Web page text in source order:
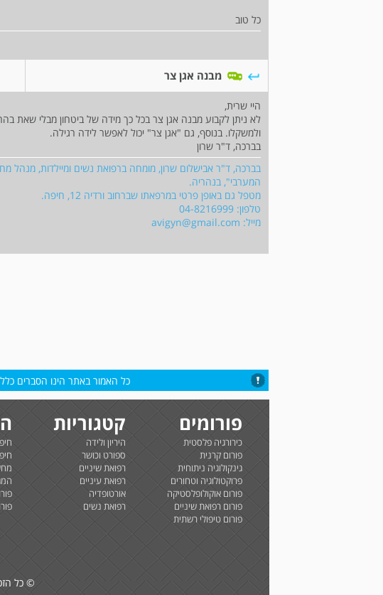
כל טוב
מבנה אגן צר
היי שרית,
לא ניתן לקבוע מבנה אגן צר בכל כך מידה של ביטחון מבלי שאת
ולמשקלו. בנוסף, גם "אגן צר" יכול לאפשר לידה רגילה.
בברכה, ד"ר שרון
בברכה, ד"ר אבישלום שרון, מומחה ברפואת נשים ומיילדות, מנהל
המערבי", בנהריה.
מטפל גם באופן פרטי במרפאתו שברחוב ורדיה 12, חיפה.
טלפון: 04-8216999
מייל: avigyn@gmail.com
כל האמור באתר הינו הסברים
פורומים
כירורגיה פלסטית
פורום קרנית
גינקולוגיה ניתוחית
פרוקטולוגיה וטחורים
פורום אוקולופלסטיקה
פורום רפואת שיניים
פורום טיפולי רשתית
קטגוריות
היריון ולידה
ספורט וכושר
רפואת שיניים
רפואת עיניים
אורטופדיה
רפואת נשים
© כל